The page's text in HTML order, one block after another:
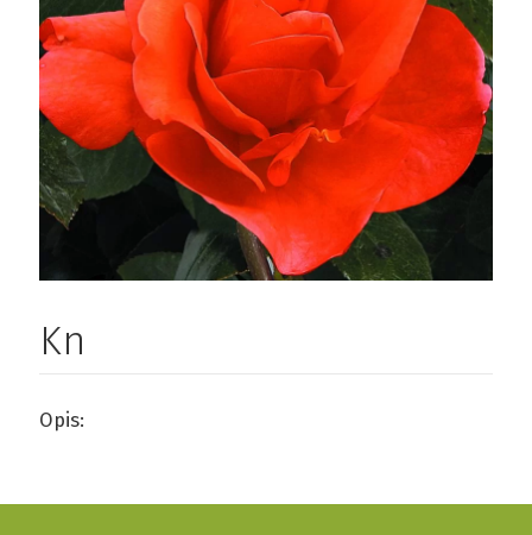
Kn
Opis: